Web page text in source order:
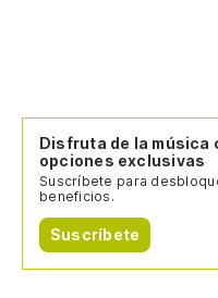
Disfruta de la música
opciones exclusivas
Suscríbete para
beneficios.
Suscríbete